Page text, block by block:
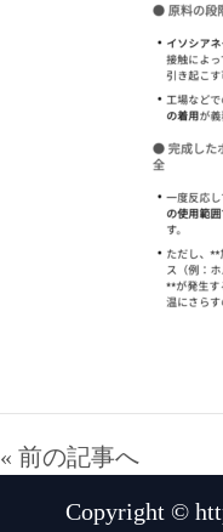
« 前の記事へ
Copyright ©